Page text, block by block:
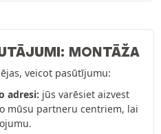
MONTĀŽA
veicot pasūtījumu:
adresi: jūs varēsiet aizvest
mūsu partneru centriem, lai